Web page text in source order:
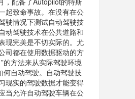
起致命事故。在没有在公
驶情况下测试自动驾驶技
动驾驶技术在公共道路和
现完美是不切实际的。尤
司都在使用数据驱动的方
的方法来从实际驾驶环境
何自动驾驶。自动驾驶技
现实的驾驶数据才能变得
当允许自动驾驶车辆在公